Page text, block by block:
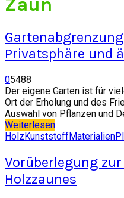
Zaun
Privatsphäre und
05488
Der eigene Garten ist für
Ort der Erholung und des
Auswahl von Pflanzen und
Weiterlesen
HolzKunststoffMaterialien
Vorüberlegung
Holzzaunes